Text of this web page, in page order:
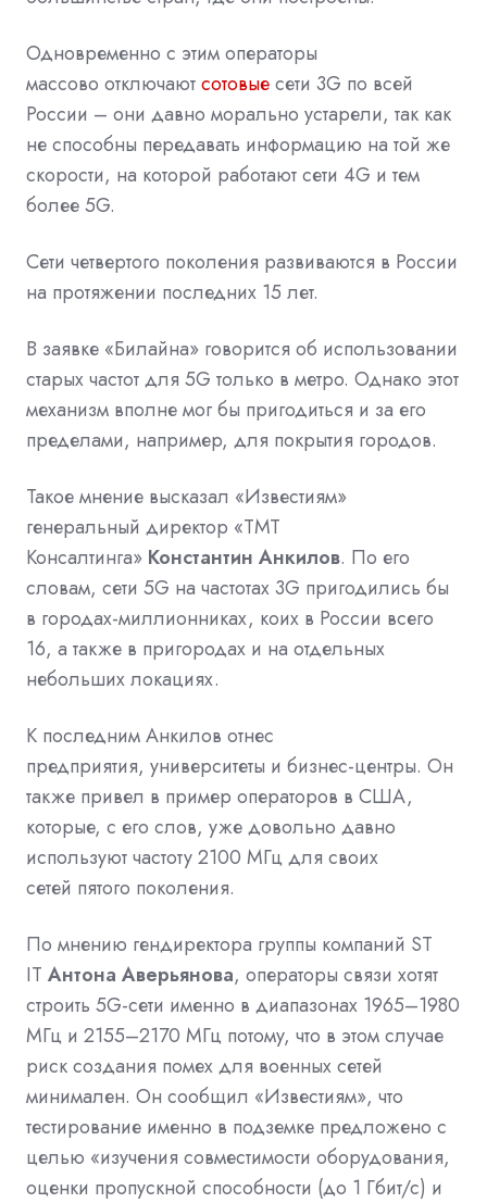
Одновременно с этим операторы
массово отключаютсотовыесети 3G по всей
России – они давно морально устарели, так как
не способны передавать информацию на той же
скорости, на которой работаютсети 4G и тем
более 5G.
Сети четвертого поколения развиваются в России
на протяжении последних 15 лет.
В заявке «Билайна» говорится об использовании
старых частот для 5G только в метро. Однако этот
механизм вполне мог бы пригодиться и за его
пределами, например, для покрытия городов.
Такое мнение высказал «Известиям»
генеральный директор «ТМТ
Консалтинга» Константин Анкилов. По его
словам, сети 5G на частотах 3G пригодились бы
в городах-миллионниках, коих в России всего
16, а также в пригородах и на отдельных
небольших локациях.
К последним Анкилов отнес
предприятия, университеты и бизнес-центры. Он
также привел в пример операторов в США,
которые, с его слов, уже довольно давно
используют частоту 2100 МГц для своих
сетей пятого поколения.
По мнению гендиректора группы компаний ST
IT Антона Аверьянова, операторы связи хотят
строить 5G-сети именно в диапазонах 1965–1980
МГц и 2155–2170 МГц потому, что в этом случае
риск создания помех для военныхсетей
минимален. Он сообщил «Известиям», что
тестирование именно в подземке предложено с
целью «изучения совместимости оборудования,
оценки пропускной способности (до 1 Гбит/с) и